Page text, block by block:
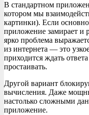
В стандартном
котором мы
картинки). Если
приложение замирает и
ярко проблема
из интернета — это
приходится ждать
простаивать.
Другой вариант
вычисления. Даже
настолько сложными
приложение.